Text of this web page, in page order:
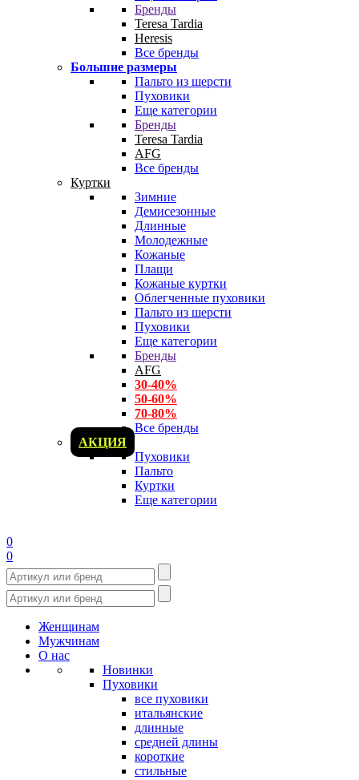
Бренды
Teresa Tardia
Heresis
Все бренды
Большие размеры
Пальто из шерсти
Пуховики
Еще категории
Бренды
Teresa Tardia
AFG
Все бренды
Куртки
Зимние
Демисезонные
Длинные
Молодежные
Кожаные
Плащи
Кожаные куртки
Облегченные пуховики
Пальто из шерсти
Пуховики
Еще категории
Бренды
AFG
30-40%
50-60%
70-80%
Все бренды
АКЦИЯ
Пуховики
Пальто
Куртки
Еще категории
0
0
Женщинам
Мужчинам
О нас
Новинки
Пуховики
все пуховики
итальянские
длинные
средней длины
короткие
стильные